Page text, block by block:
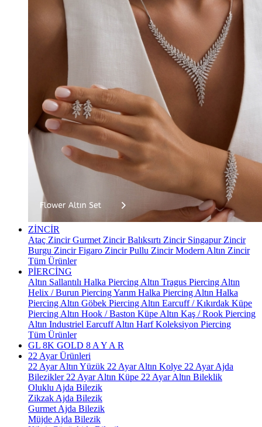
ZİNCİR
Ataç ZincirGurmet ZincirBalıksırtı Zincir Singapur Zincir
Burgu ZincirFigaro ZincirPullu ZincirModern Altın Zincir
Tüm Ürünler
PİERCİNG
Altın Sallantılı Halka Piercing Altın Tragus Piercing Altın
Helix / Burun PiercingYarım Halka Piercing Altın Halka
Piercing Altın Göbek Piercing Altın Earcuff / Kıkırdak Küpe
Piercing Altın Hook / Baston Küpe Altın Kaş / Rook Piercing
Altın Industriel EarcuffAltın Harf Koleksiyon Piercing
Tüm Ürünler
GL 8K GOLD 8 A Y A R
22 Ayar Ürünleri
22 Ayar Altın Yüzük 22 Ayar Altın Kolye 22 Ayar Ajda
Bilezikler 22 Ayar Altın Küpe 22 Ayar Altın Bileklik
Oluklu Ajda Bilezik
Zikzak Ajda Bilezik
Gurmet Ajda Bilezik
Müjde Ajda Bilezik